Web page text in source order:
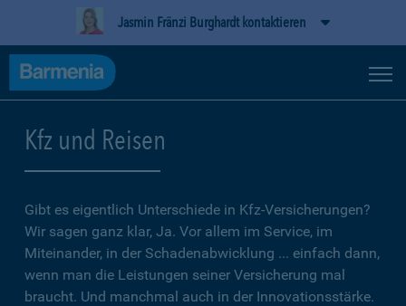
Jasmin Fränzi Burghardt kontaktieren
Kfz und Reisen
Gibt es eigentlich Unterschiede in Kfz-Versicherungen?
Wir sagen ganz klar, Ja. Vor allem im Service, im
Miteinander, in der Schadenabwicklung ... einfach dann,
wenn man die Leistungen seiner Versicherung mal
braucht. Und manchmal auch in der Innovationsstärke.